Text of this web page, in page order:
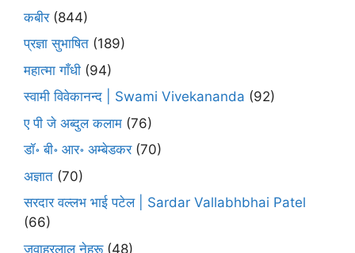
कबीर(844)
प्रज्ञा सुभाषित (189)
महात्मा गाँधी (94)
स्वामी विवेकानन्द | Swami Vivekananda (92)
ए पी जे अब्दुल कलाम (76)
डॉ॰ बी॰ आर॰ अम्बेडकर(70)
अज्ञात (70)
सरदार वल्लभ भाई पटेल | Sardar Vallabhbhai Patel
(66)
जवाहरलाल नेहरू(48)